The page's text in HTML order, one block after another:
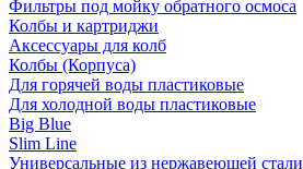
Фильтры под мойку обратного осмоса
Колбы и картриджи
Аксессуары для колб
Колбы (Корпуса)
Для горячей воды пластиковые
Для холодной воды пластиковые
Big Blue
Slim Line
Универсальные из нержавеющей стали